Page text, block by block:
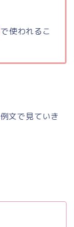
で使われるこ
例文で見ていき